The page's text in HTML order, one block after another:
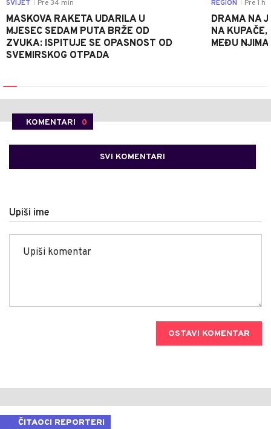
SVIJET Pre 34 min
MASKOVA RAKETA UDARILA U
MJESEC SEDAM PUTA BRŽE OD
ZVUKA: ISPITUJE SE OPASNOST OD
SVEMIRSKOG OTPADA
REGION Pre 1 h
DRAMA NA
NA
MEĐU NJIMA
KOMENTARI 0
SVI KOMENTARI
Upiši ime
OSTAVI KOMENTAR
ČITAOCI REPORTERI